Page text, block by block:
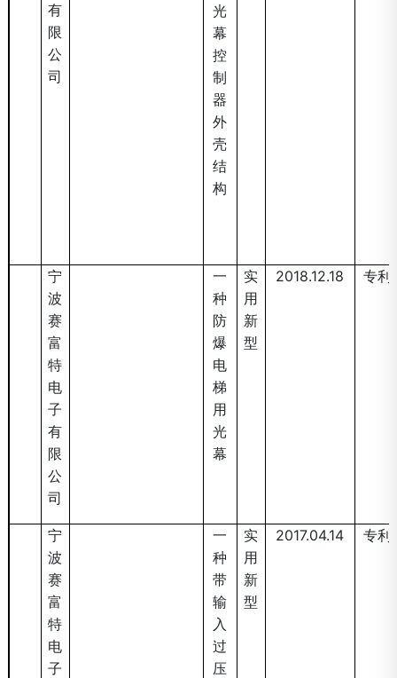
有
限
公
司
光
幕
控
制
器
外
壳
结
构
宁
波
赛
富
特
电
子
有
限
公
司
一
种
防
爆
电
梯
用
光
幕
实
用
新
型
2018.12.18 专利
宁
波
赛
富
特
电
子
一
种
带
输
入
过
压
实
用
新
型
2017.04.14 专利